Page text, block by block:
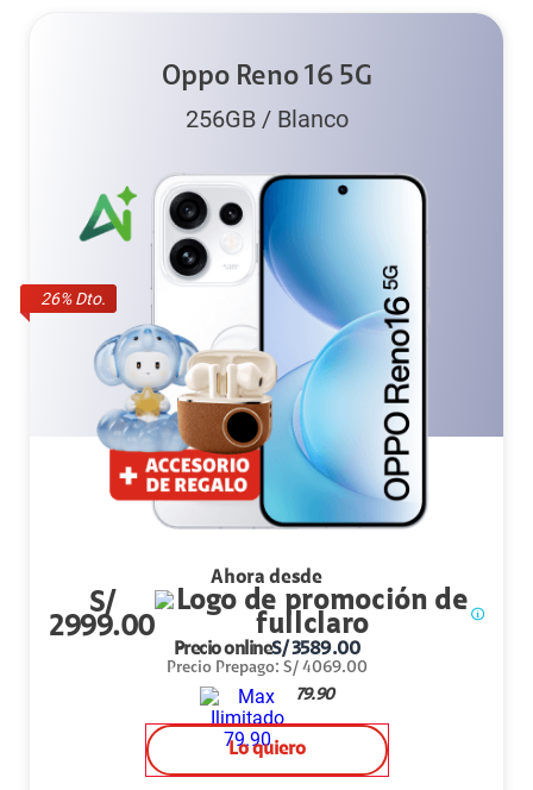
26% Dto.
Oppo Reno 16 5G
256GB/ Blanco
Ahora desde
S/
2999.00
Precio onlineS/3589.00
Precio Prepago: S/ 4069.00
79.90
Lo quiero